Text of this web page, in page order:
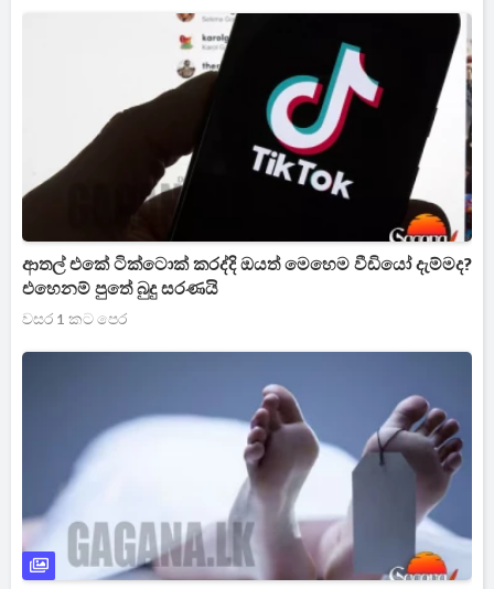
ආතල් එකේ ටික්ටොක් කරද්දි ඔයත් මෙහෙම වීඩියෝ දැම්මද?
එහෙනම් පුතේ බුදු සරණයි
වසර 1 කට පෙර